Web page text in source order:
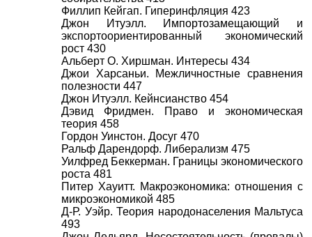
Филлип Кейгап. Гиперинфляция 423
Джон Итуэлл. Импортозамещающий и
экспортоориентированный экономический
рост 430
Альберт О. Хиршман. Интересы 434
Джои Харсаньи. Межличностные сравнения
полезности 447
Джон Итуэлл. Кейнсианство 454
Дэвид Фридмен. Право и экономическая
теория 458
Гордон Уинстон. Досуг 470
Ральф Дарендорф. Либерализм 475
Уилфред Беккерман. Границы экономического
роста 481
Питер Хауитт. Макроэкономика: отношения с
микроэкономикой 485
Д-Р. Уэйр. Теория народонаселения Мальтуса
493